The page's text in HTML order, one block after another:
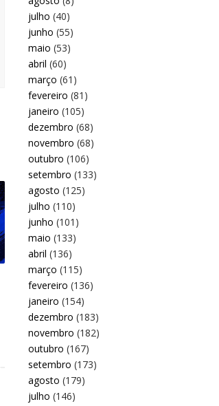
julho (40)
junho (55)
maio (53)
abril (60)
março (61)
fevereiro (81)
janeiro (105)
dezembro (68)
novembro (68)
outubro (106)
setembro (133)
agosto (125)
julho (110)
junho (101)
maio (133)
abril (136)
março (115)
fevereiro (136)
janeiro (154)
dezembro (183)
novembro (182)
outubro (167)
setembro (173)
agosto (179)
julho (146)